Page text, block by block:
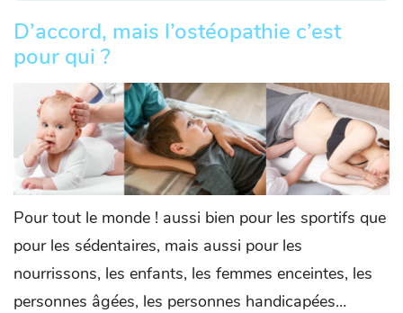
D’accord, mais l’ostéopathie c’est
pour qui ?
Pour tout le monde ! aussi bien pour les sportifs que
pour les sédentaires, mais aussi pour les
nourrissons, les enfants, les femmes enceintes, les
personnes âgées, les personnes handicapées…